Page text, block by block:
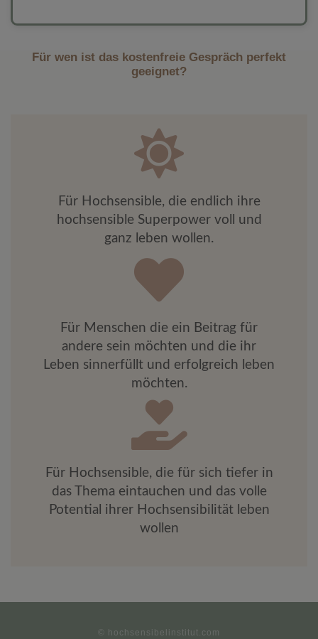
Für wen ist das kostenfreie Gespräch perfekt
geeignet?
Für Hochsensible, die endlich ihre
hochsensible Superpower voll und
ganz leben wollen.
Für Menschen die ein Beitrag für
andere sein möchten und die ihr
Leben sinnerfüllt und erfolgreich leben
möchten.
Für Hochsensible, die für sich tiefer in
das Thema eintauchen und das volle
Potential ihrer Hochsensibilität leben
wollen
© hochsensibelinstitut.com